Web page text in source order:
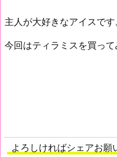
主人が大好きなアイスです
今回はティラミスを買って
よろしければシェアお願